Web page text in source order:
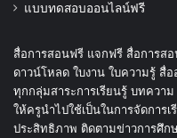
แบบทดสอบออนไลน์ฟรี
สื่อการสอนฟรี แจกฟรี สื่อการส
ดาวน์โหลด ใบงาน ใบความรู้ สื่
ทุกกลุ่มสาระการเรียนรู้ บทควา
ให้ครูนำไปใช้เป็นในการจัดการ
ประสิทธิภาพ ติดตามข่าวการศึ